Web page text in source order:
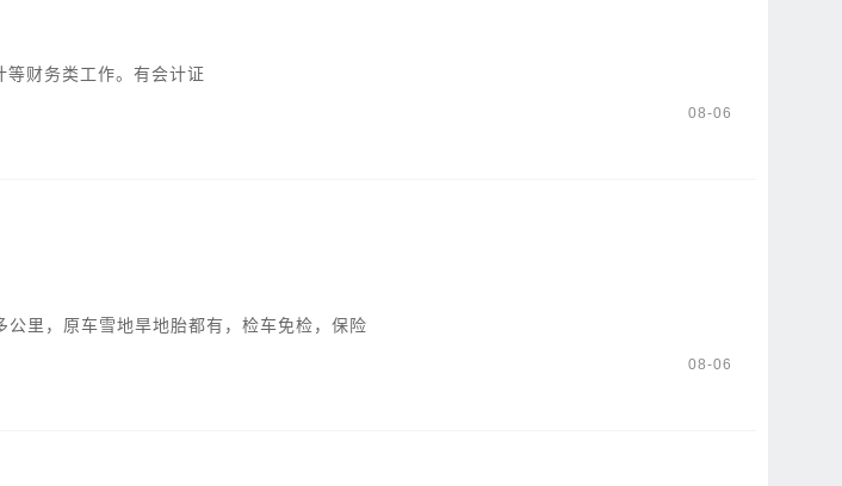
08-06
财务类工作。有会计证
08-06
里，原车雪地旱地胎都有，检车免检，保险